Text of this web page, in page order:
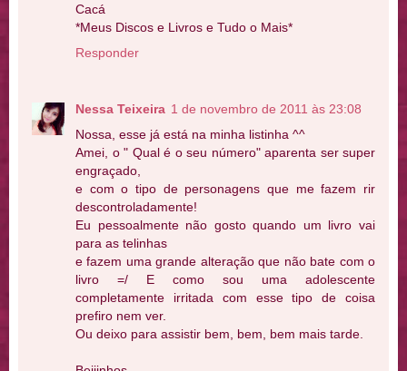
Cacá
*Meus Discos e Livros e Tudo o Mais*
Responder
Nessa Teixeira 1 de novembro de 2011 às 23:08
Nossa, esse já está na minha listinha ^^
Amei, o " Qual é o seu número" aparenta ser super
engraçado,
e com o tipo de personagens que me fazem rir
descontroladamente!
Eu pessoalmente não gosto quando um livro vai
para as telinhas
e fazem uma grande alteração que não bate com o
livro =/ E como sou uma adolescente
completamente irritada com esse tipo de coisa
prefiro nem ver.
Ou deixo para assistir bem, bem, bem mais tarde.